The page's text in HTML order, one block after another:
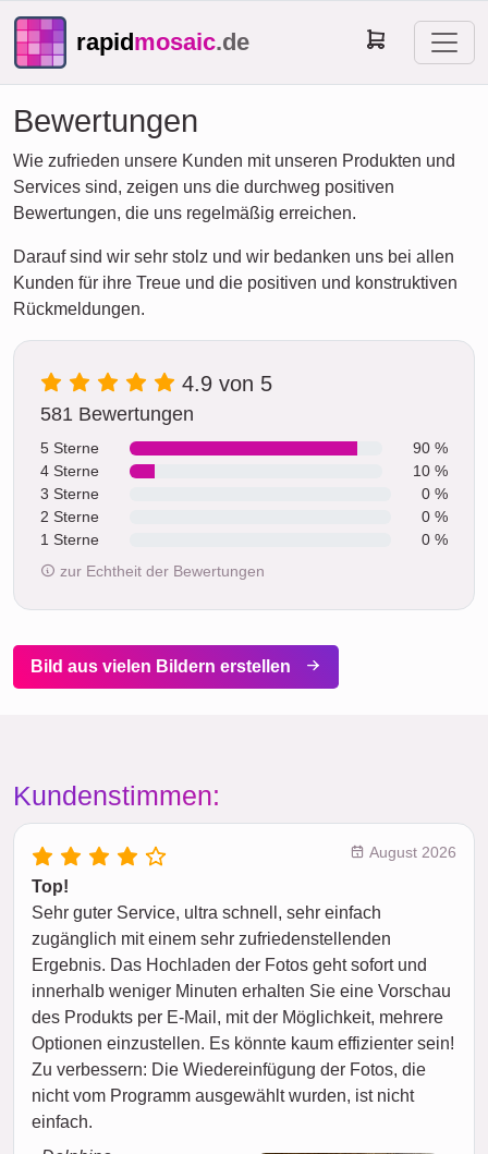
rapidmosaic.de
Bewertungen
Wie zufrieden unsere Kunden mit unseren Produkten und
Services sind, zeigen uns die durchweg positiven
Bewertungen, die uns regelmäßig erreichen.
Darauf sind wir sehr stolz und wir bedanken uns bei allen
Kunden für ihre Treue und die positiven und konstruktiven
Rückmeldungen.
4.9 von 5
581 Bewertungen
5 Sterne
90 %
4 Sterne
10 %
3 Sterne
0 %
2 Sterne
0 %
1 Sterne
0 %
zur Echtheit der Bewertungen
Bild aus vielen Bildern erstellen
Kundenstimmen:
August 2026
Top!
Sehr guter Service, ultra schnell, sehr einfach
zugänglich mit einem sehr zufriedenstellenden
Ergebnis. Das Hochladen der Fotos geht sofort und
innerhalb weniger Minuten erhalten Sie eine Vorschau
des Produkts per E-Mail, mit der Möglichkeit, mehrere
Optionen einzustellen. Es könnte kaum effizienter sein!
Zu verbessern: Die Wiedereinfügung der Fotos, die
nicht vom Programm ausgewählt wurden, ist nicht
einfach.